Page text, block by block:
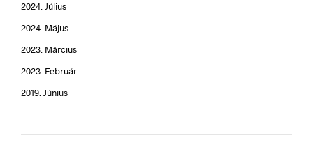
2024. Július
2024. Május
2023. Március
2023. Február
2019. Június